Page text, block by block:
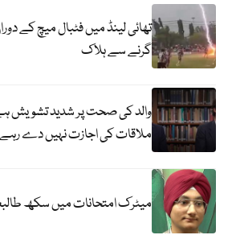
تھائی لینڈ میں فٹبال میچ کے
گرنے سے ہلاک
والد کی صحت پر شدید تشویش
ملاقات کی اجازت نہیں دے رہے
میٹرک امتحانات میں سکھ